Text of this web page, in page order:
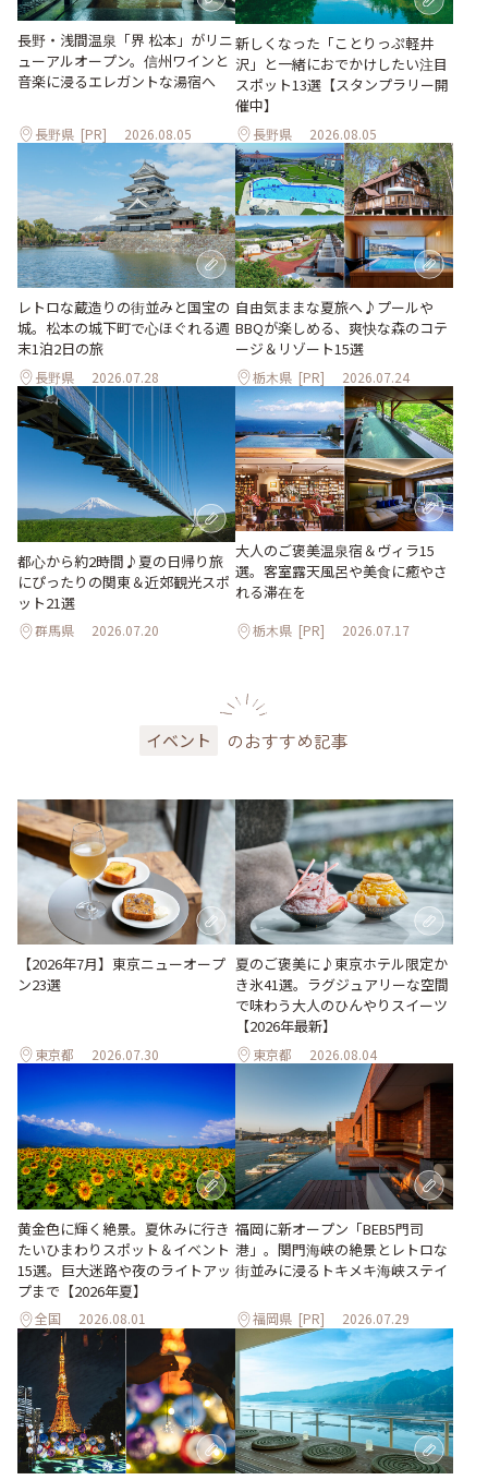
長野・浅間温泉「界 松本」がリニ
ューアルオープン。信州ワインと
音楽に浸るエレガントな湯宿へ
長野県 [PR] 2026.08.05
新しくなった「ことりっぷ軽井
沢」と一緒におでかけしたい注目
スポット13選【スタンプラリー開
催中】
長野県 2026.08.05
レトロな蔵造りの街並みと国宝の
城。松本の城下町で心ほぐれる週
末1泊2日の旅
長野県 2026.07.28
自由気ままな夏旅へ♪プールや
BBQが楽しめる、爽快な森のコテ
ージ＆リゾート15選
栃木県 [PR] 2026.07.24
都心から約2時間♪夏の日帰り旅
にぴったりの関東＆近郊観光スポ
ット21選
群馬県 2026.07.20
大人のご褒美温泉宿＆ヴィラ15
選。客室露天風呂や美食に癒やさ
れる滞在を
栃木県 [PR] 2026.07.17
イベント のおすすめ記事
【2026年7月】東京ニューオープ
ン23選
東京都 2026.07.30
夏のご褒美に♪東京ホテル限定か
き氷41選。ラグジュアリーな空間
で味わう大人のひんやりスイーツ
【2026年最新】
東京都 2026.08.04
黄金色に輝く絶景。夏休みに行き
たいひまわりスポット＆イベント
15選。巨大迷路や夜のライトアッ
プまで【2026年夏】
全国 2026.08.01
福岡に新オープン「BEB5門司
港」。関門海峡の絶景とレトロな
街並みに浸るトキメキ海峡ステイ
福岡県 [PR] 2026.07.29